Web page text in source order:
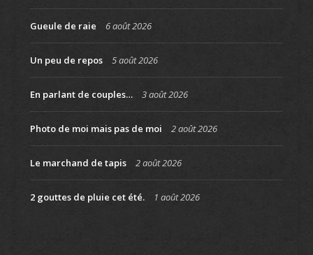
Gueule de raie 6 août 2026
Un peu de repos 5 août 2026
En parlant de couples… 3 août 2026
Photo de moi mais pas de moi 2 août 2026
Le marchand de tapis 2 août 2026
2 gouttes de pluie cet été. 1 août 2026